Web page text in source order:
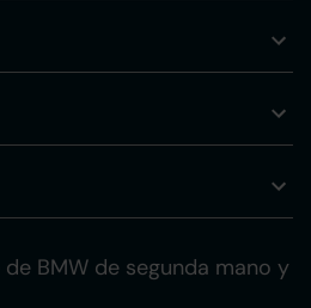
BMW de segunda mano y